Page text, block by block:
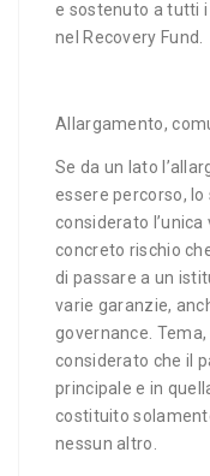
e sostenuto a tutti
nel Recovery Fund.
Allargamento,
Se da un lato
essere percorso,
considerato l’unica
concreto rischio
di passare a un
varie garanzie,
governance.
considerato che il
principale e in
costituito
nessun altro.